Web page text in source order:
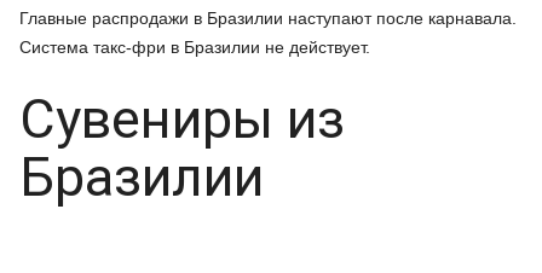
Главные распродажи в Бразилии наступают после карнавала.
Система такс-фри в Бразилии не действует.
Сувениры из
Бразилии